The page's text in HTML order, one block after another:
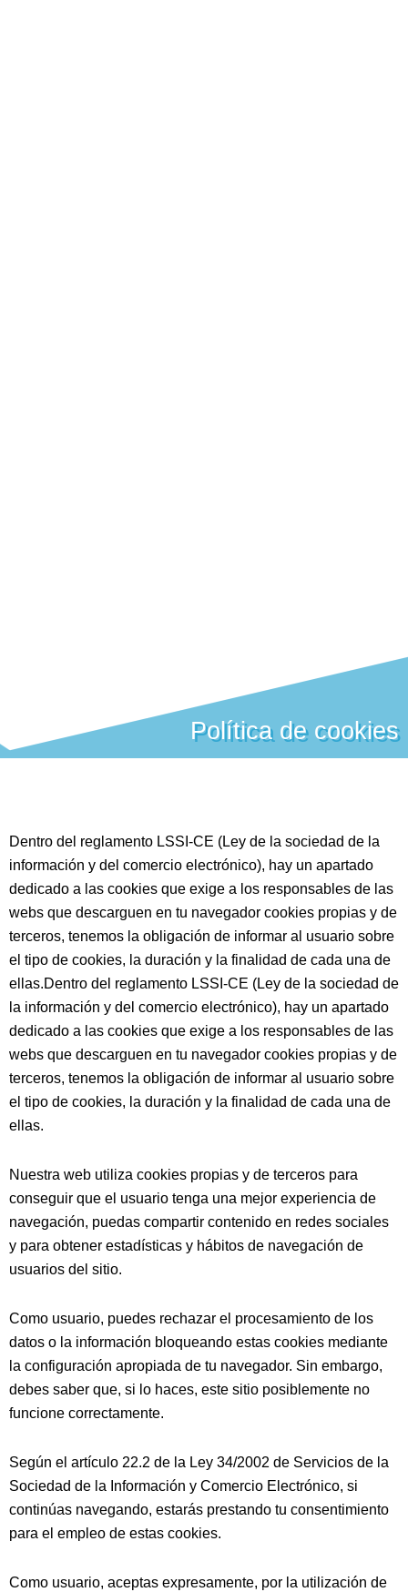
Política de cookies
Dentro del reglamento LSSI-CE (Ley de la sociedad de la
información y del comercio electrónico), hay un apartado
dedicado a las cookies que exige a los responsables de las
webs que descarguen en tu navegador cookies propias y de
terceros, tenemos la obligación de informar al usuario sobre
el tipo de cookies, la duración y la finalidad de cada una de
ellas.Dentro del reglamento LSSI-CE (Ley de la sociedad de
la información y del comercio electrónico), hay un apartado
dedicado a las cookies que exige a los responsables de las
webs que descarguen en tu navegador cookies propias y de
terceros, tenemos la obligación de informar al usuario sobre
el tipo de cookies, la duración y la finalidad de cada una de
ellas.
Nuestra web utiliza cookies propias y de terceros para
conseguir que el usuario tenga una mejor experiencia de
navegación, puedas compartir contenido en redes sociales
y para obtener estadísticas y hábitos de navegación de
usuarios del sitio.
Como usuario, puedes rechazar el procesamiento de los
datos o la información bloqueando estas cookies mediante
la configuración apropiada de tu navegador. Sin embargo,
debes saber que, si lo haces, este sitio posiblemente no
funcione correctamente.
Según el artículo 22.2 de la Ley 34/2002 de Servicios de la
Sociedad de la Información y Comercio Electrónico, si
continúas navegando, estarás prestando tu consentimiento
para el empleo de estas cookies.
Como usuario, aceptas expresamente, por la utilización de